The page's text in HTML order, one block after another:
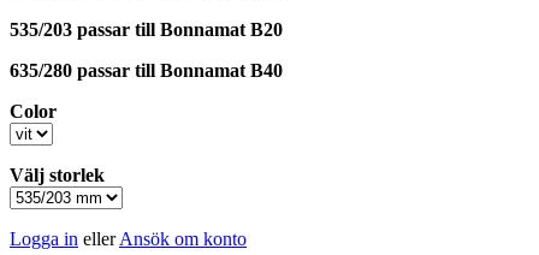
535/203 passar till Bonnamat B20
635/280 passar till Bonnamat B40
Color
Välj storlek
Logga in ellerAnsök om konto